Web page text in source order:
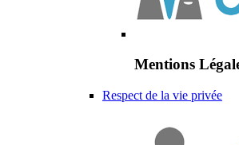
Mentions
Respect de la vie privée